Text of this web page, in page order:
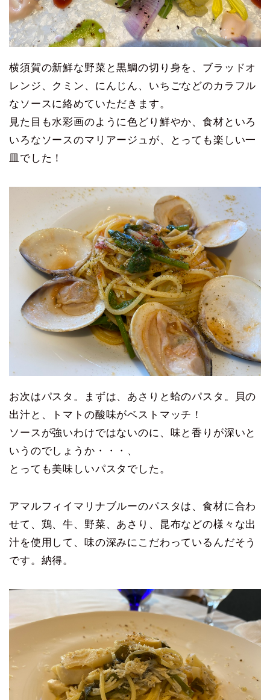
横須賀の新鮮な野菜と黒鯛の切り身を、ブラッドオ
レンジ、クミン、にんじん、いちごなどのカラフル
なソースに絡めていただきます。
見た目も水彩画のように色どり鮮やか、食材といろ
いろなソースのマリアージュが、とっても楽しい一
皿でした！
お次はパスタ。まずは、あさりと蛤のパスタ。貝の
出汁と、トマトの酸味がベストマッチ！
ソースが強いわけではないのに、味と香りが深いと
いうのでしょうか・・・、
とっても美味しいパスタでした。
アマルフィイマリナブルーのパスタは、食材に合わ
せて、鶏、牛、野菜、あさり、昆布などの様々な出
汁を使用して、味の深みにこだわっているんだそう
です。納得。